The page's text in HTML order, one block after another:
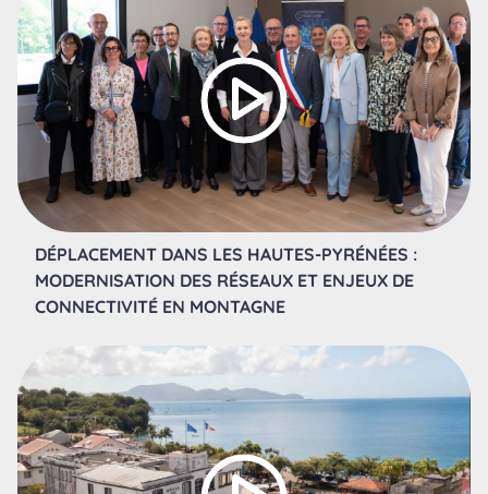
DÉPLACEMENT DANS LES HAUTES-PYRÉNÉES :
MODERNISATION DES RÉSEAUX ET ENJEUX DE
CONNECTIVITÉ EN MONTAGNE